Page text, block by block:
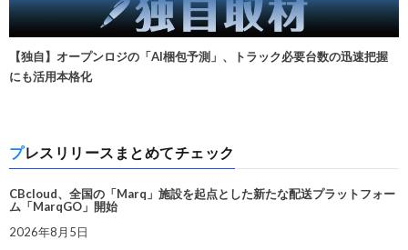
【独自】オープンロジの「AI梱包予測」、トラック必要台数の迅速把握
にも活用本格化
プレスリリースまとめてチェック
CBcloud、全国の「Marq」施設を起点とした新たな配送プラットフォー
ム「MarqGO」開始
2026年8月5日